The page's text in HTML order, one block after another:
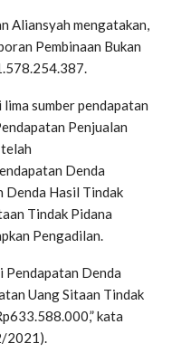
Aliansyah mengatakan,
Pembinaan Bukan
sumber pendapatan
Penjualan
Denda
Denda Hasil Tindak
Tindak Pidana
Pengadilan.
Pendapatan Denda
Uang Sitaan Tindak
kata
2021).